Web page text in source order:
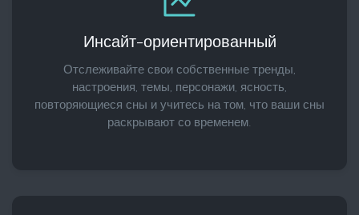
Инсайт-ориентированный
Отслеживайте свои собственные тренды,
настроения, темы, персонажи, ясность,
повторяющиеся сны и учитесь на том, что ваши сны
раскрывают со временем.